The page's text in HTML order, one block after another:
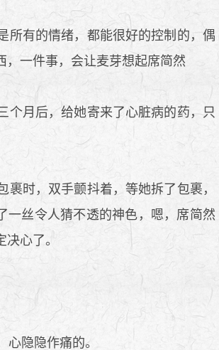
有的情绪，都能很好的控制的，偶
，一件事，会让麦芽想起席简然
月后，给她寄来了心脏病的药，只
时，双手颤抖着，等她拆了包裹，
一丝令人猜不透的神色，嗯，席简然
心了。
隐隐作痛的。